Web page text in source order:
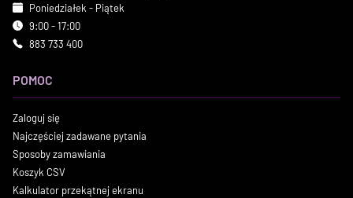
Poniedziałek - Piątek
9:00 - 17:00
883 733 400
POMOC
Zaloguj się
Najczęściej zadawane pytania
Sposoby zamawiania
Koszyk CSV
Kalkulator przekątnej ekranu